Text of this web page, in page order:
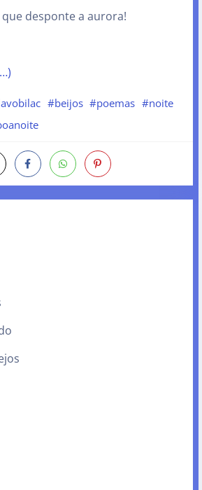
desponte a aurora!
#beijos #poemas #noite